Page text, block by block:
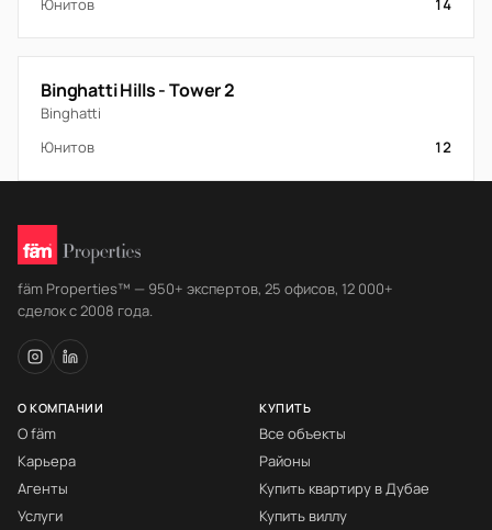
Юнитов
14
Binghatti Hills - Tower 2
Binghatti
Юнитов
12
fäm Properties™ — 950+ экспертов, 25 офисов, 12 000+
сделок с 2008 года.
О КОМПАНИИ
О fäm
Карьера
Агенты
Услуги
КУПИТЬ
Все объекты
Районы
Купить квартиру в Дубае
Купить виллу